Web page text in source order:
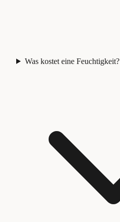
Was kostet eine Feuchtigkeit?